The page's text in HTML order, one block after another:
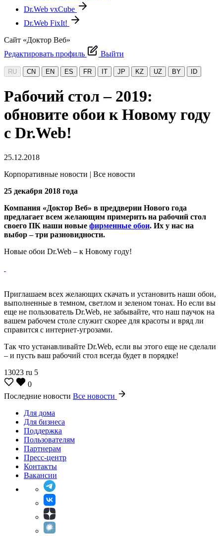
Dr.Web vxCube
Dr.Web FixIt!
Сайт «Доктор Веб»
Редактировать профиль
Выйти
RU CN EN ES FR IT JP KZ UZ BY ID
Рабочий стол – 2019:
обновите обои к Новому году
с Dr.Web!
25.12.2018
Корпоративные новости | Все новости
25 декабря 2018 года
Компания «Доктор Веб» в преддверии Нового года
предлагает всем желающим примерить на рабочий стол
своего ПК наши новые фирменные обои. Их у нас на
выбор – три разновидности.
Новые обои Dr.Web – к Новому году!
Приглашаем всех желающих скачать и установить наши обои,
выполненные в темном, светлом и зеленом тонах. Но если вы
еще не пользователь Dr.Web, не забывайте, что наш паучок на
вашем рабочем столе служит скорее для красоты и вряд ли
справится с интернет-угрозами.
Так что устанавливайте Dr.Web, если вы этого еще не сделали
– и пусть ваш рабочий стол всегда будет в порядке!
13023 ru 5
0
Последние новости Все новости
Для дома
Для бизнеса
Поддержка
Пользователям
Партнерам
Пресс-центр
Контакты
Вакансии